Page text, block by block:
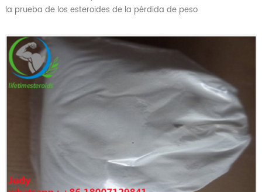
la prueba de los esteroides de la pérdida de peso